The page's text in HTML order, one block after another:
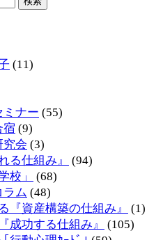
(11)
ミナー (55)
宿 (9)
究会 (3)
る仕組み』
(94)
校」
(68)
ラム (48)
資産構築の仕組み』
(1)
功する仕組み』
(105)